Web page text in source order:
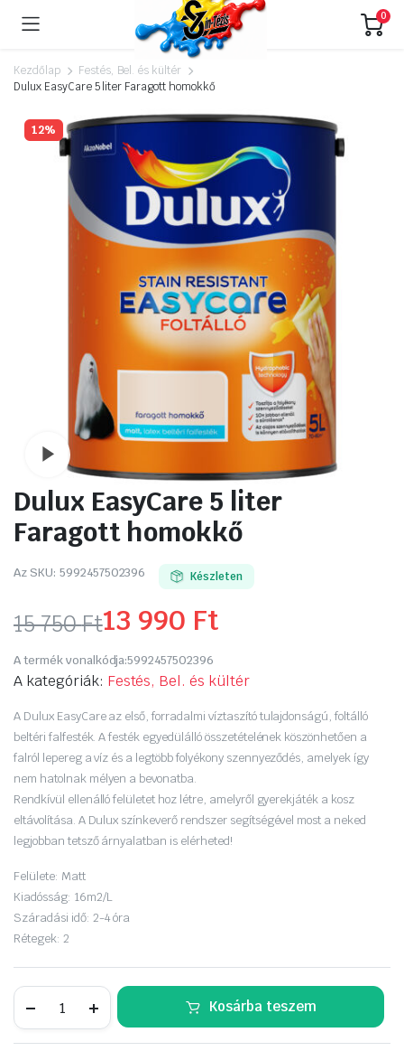
0
Kezdőlap
Festés, Bel. és kültér
Dulux EasyCare 5 liter Faragott homokkő
12%
Dulux EasyCare 5 liter
Faragott homokkő
Az SKU: 5992457502396 Készleten
15 750Ft
Original
price
was:
15
750 Ft.
13 990 Ft
Current
price
is:
13
990 Ft.
A termék vonalkódja:5992457502396
A kategóriák: Festés, Bel. és kültér
A Dulux EasyCare az első, forradalmi víztaszító tulajdonságú, foltálló
beltéri falfesték. A festék egyedülálló összetételének köszönhetően a
falról lepereg a víz és a legtöbb folyékony szennyeződés, amelyek így
nem hatolnak mélyen a bevonatba.
Rendkívül ellenálló felületet hoz létre, amelyről gyerekjáték a kosz
eltávolítása. A Dulux színkeverő rendszer segítségével most a neked
legjobban tetsző árnyalatban is elérheted!
Felülete: Matt
Kiadósság: 16m2/L
Száradási idő: 2-4 óra
Rétegek: 2
EasyCare
liter
Kosárba teszem